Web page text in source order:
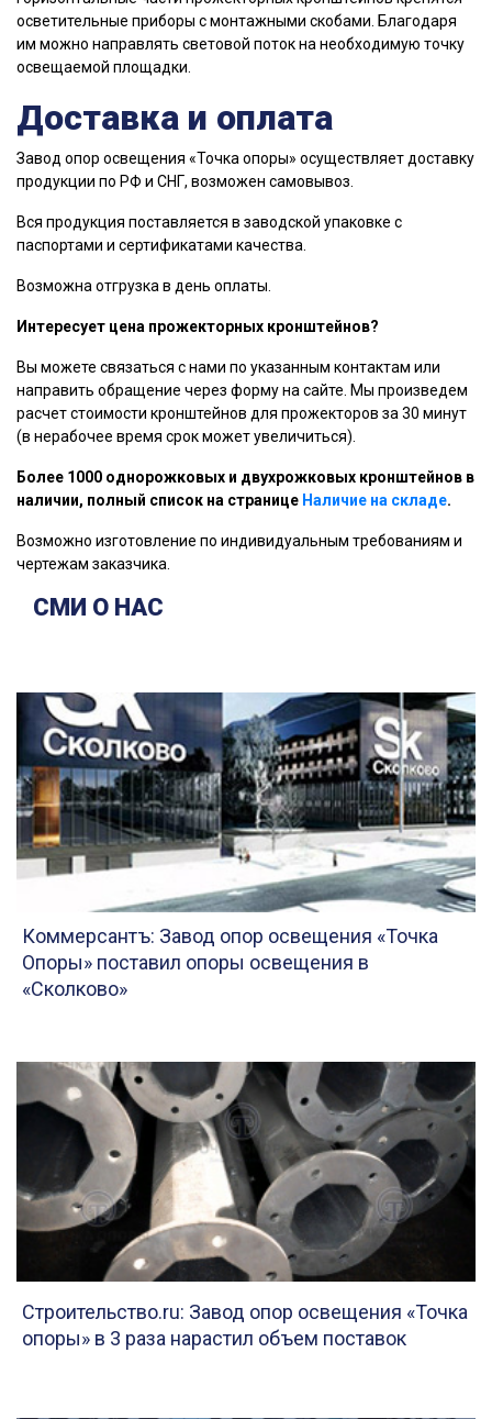
осветительные приборы c монтажными скобами. Благодаря
им можно направлять световой поток на необходимую точку
освещаемой площадки.
Доставка и оплата
Завод опор освещения «Точка опоры» осуществляет доставку
продукции по РФ и СНГ, возможен самовывоз.
Вся продукция поставляется в заводской упаковке с
паспортами и сертификатами качества.
Возможна отгрузка в день оплаты.
Интересует цена прожекторных кронштейнов?
Вы можете связаться с нами по указанным контактам или
направить обращение через форму на сайте. Мы произведем
расчет стоимости кронштейнов для прожекторов за 30 минут
(в нерабочее время срок может увеличиться).
Более 1000 однорожковых и двухрожковых кронштейнов в
наличии, полный список на странице Наличие на складе.
Возможно изготовление по индивидуальным требованиям и
чертежам заказчика.
СМИ О НАС
Коммерсантъ: Завод опор освещения «Точка
Опоры» поставил опоры освещения в
«Сколково»
Строительство.ru: Завод опор освещения «Точка
опоры» в 3 раза нарастил объем поставок